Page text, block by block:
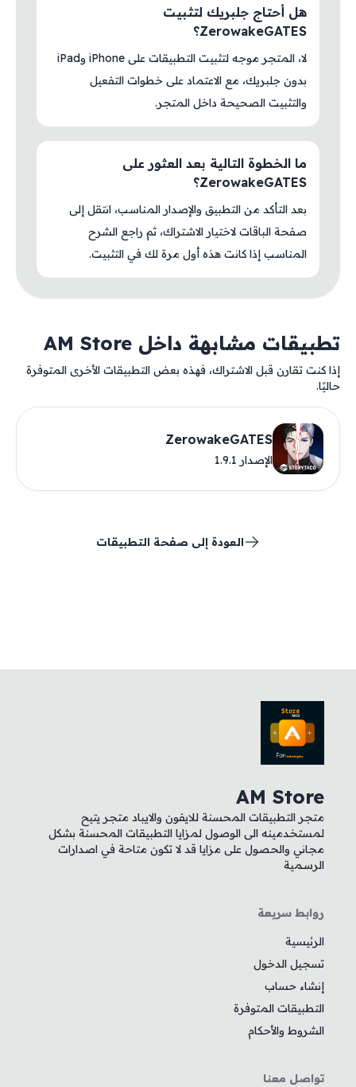
هل أحتاج جلبريك لتثبيت
ZerowakeGATES؟
لا، المتجر موجه لتثبيت التطبيقات على iPhone وiPad
بدون جلبريك، مع الاعتماد على خطوات التفعيل
والتثبيت الصحيحة داخل المتجر.
ما الخطوة التالية بعد العثور على
ZerowakeGATES؟
بعد التأكد من التطبيق والإصدار المناسب، انتقل إلى
صفحة الباقات لاختيار الاشتراك، ثم راجع الشرح
المناسب إذا كانت هذه أول مرة لك في التثبيت.
تطبيقات مشابهة داخل AM Store
إذا كنت تقارن قبل الاشتراك، فهذه بعض التطبيقات الأخرى المتوفرة
حاليًا.
ZerowakeGATES
الإصدار 1.9.1
العودة إلى صفحة التطبيقات
AM Store
متجر التطبيقات المحسنة للايفون والايباد متجر يتيح
لمستخدمينه الى الوصول لمزايا التطبيقات المحسنة بشكل
مجاني والحصول على مزايا قد لا تكون متاحة في اصدارات
الرسمية
روابط سريعة
الرئيسية
تسجيل الدخول
إنشاء حساب
التطبيقات المتوفرة
الشروط والأحكام
تواصل معنا